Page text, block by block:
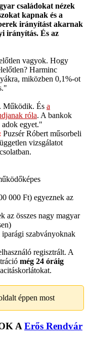
családokat nézek
kapnak és a
irányítást akarnak
irányítás. És az
vagyok. Hogy
Harminc
miközben 0,1%-ot
Működik. És a
róla. A bankok
egyet."
Puzsér Róbert műsorbeli
vizsgálatot
000 Ft) egyeznek az
az összes nagy magyar
szabványoknak
regisztrált. A
még 24 óráig
éppen most
A Erős Rendvár